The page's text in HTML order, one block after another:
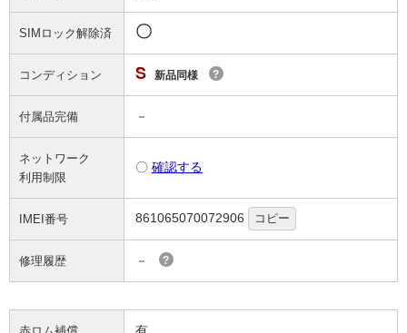
SIMロック解除済 〇
コンディション S 新品同様 ?
付属品完備 －
ネットワーク
利用制限
〇 確認する
IMEI番号 861065070072906 コピー
修理履歴 － ?